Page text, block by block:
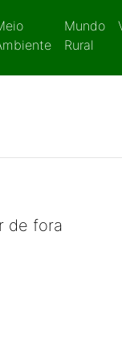
Mundo
Rural
de fora